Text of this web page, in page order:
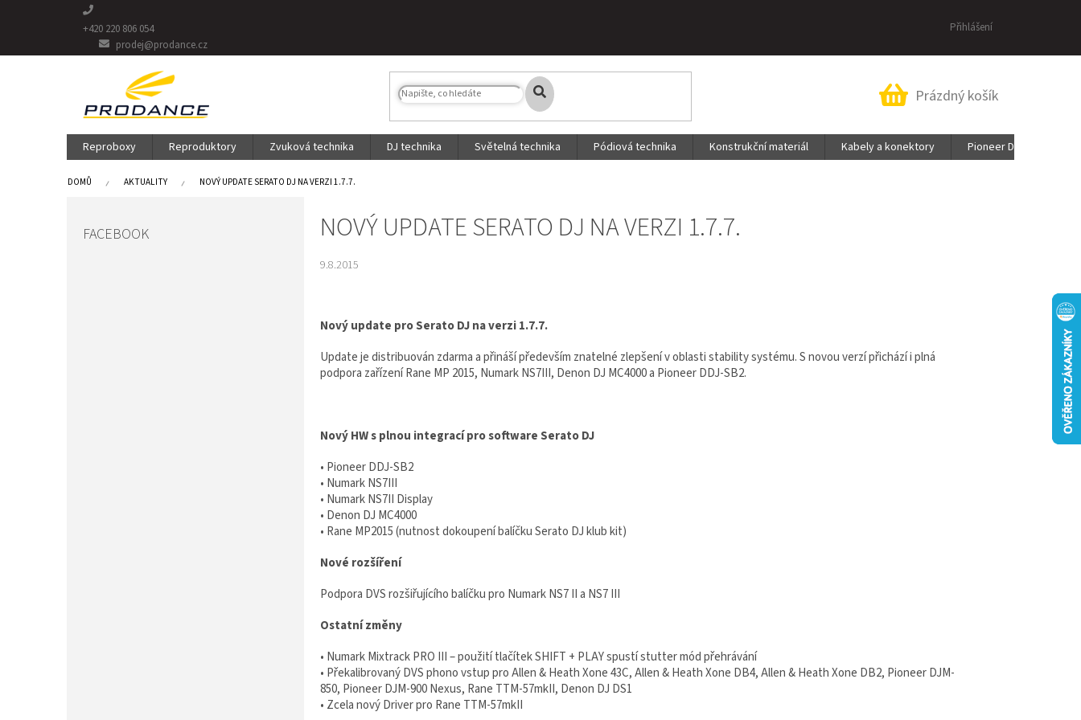
+420 220 806 054
prodej@prodance.cz
Přihlášení
Nákupní
Prázdný košík
Reproboxy Reproduktory Zvuková technika DJ technika Světelná technika Pódiová technika Konstrukční materiál Kabely a konektory Pioneer DJ &
DOMŮ AKTUALITY NOVÝ UPDATE SERATO DJ NA VERZI 1.7.7.
FACEBOOK NOVÝ UPDATE SERATO DJ NA VERZI 1.7.7.
9.8.2015
Nový update pro Serato DJ na verzi 1.7.7.
Update je distribuován zdarma a přináší především znatelné zlepšení v oblasti stability systému. S novou verzí přichází i plná
podpora zařízení Rane MP 2015, Numark NS7III, Denon DJ MC4000 a Pioneer DDJ-SB2.
Nový HW s plnou integrací pro software Serato DJ
• Pioneer DDJ-SB2
• Numark NS7III
• Numark NS7II Display
• Denon DJ MC4000
• Rane MP2015 (nutnost dokoupení balíčku Serato DJ klub kit)
Nové rozšíření
Podpora DVS rozšiřujícího balíčku pro Numark NS7 II a NS7 III
Ostatní změny
• Numark Mixtrack PRO III – použití tlačítek SHIFT + PLAY spustí stutter mód přehrávání
• Překalibrovaný DVS phono vstup pro Allen & Heath Xone 43C, Allen & Heath Xone DB4, Allen & Heath Xone DB2, Pioneer DJM-
850, Pioneer DJM-900 Nexus, Rane TTM-57mkII, Denon DJ DS1
• Zcela nový Driver pro Rane TTM-57mkII